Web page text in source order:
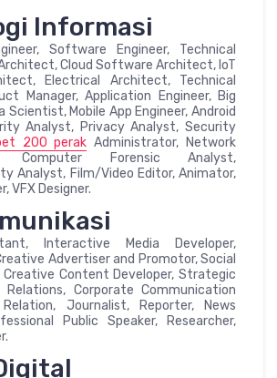
Informasi
Software Engineer, Technical
Cloud Software Architect, IoT
Electrical Architect, Technical
Manager, Application Engineer, Big
Scientist, Mobile App Engineer, Android
Analyst, Privacy Analyst, Security
200 perak Administrator, Network
Computer Forensic Analyst,
Analyst, Film/Video Editor, Animator,
VFX Designer.
Interactive Media Developer,
Advertiser and Promotor, Social
Creative Content Developer, Strategic
Relations, Corporate Communication
Journalist, Reporter, News
Public Speaker, Researcher,